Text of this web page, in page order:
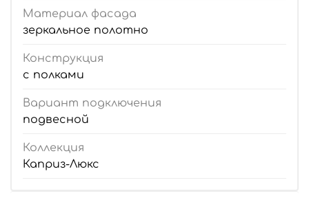
Материал фасада
зеркальное полотно
Конструкция
с полками
Вариант подключения
подвесной
Коллекция
Каприз-Люкс